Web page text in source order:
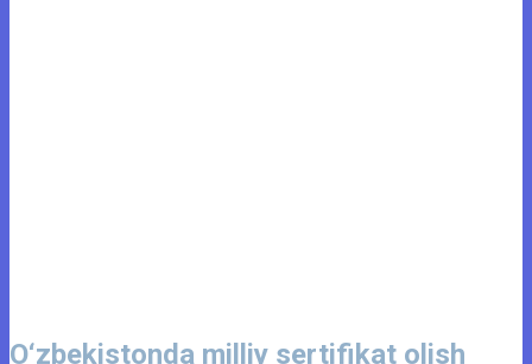
O‘zbekistonda milliy sertifikat olish